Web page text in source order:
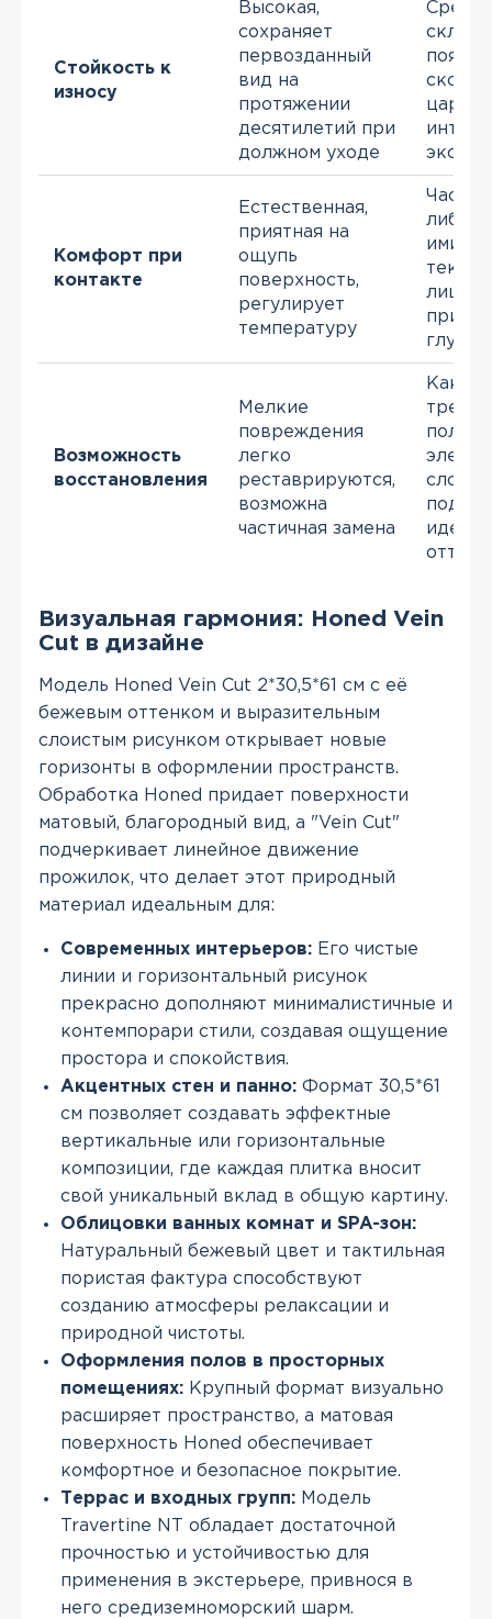
Стойкость к
износу
Высокая,
сохраняет
первозданный
вид на
протяжении
десятилетий при
должном уходе
Комфорт при
контакте
Естественная,
приятная на
ощупь
поверхность,
регулирует
температуру
Часто
либо с
Возможность
восстановления
Мелкие
повреждения
легко
реставрируются,
возможна
частичная замена
Как
Визуальная гармония: Honed Vein
Cut в дизайне
Модель Honed Vein Cut 2*30,5*61 см с её
бежевым оттенком и выразительным
слоистым рисунком открывает новые
горизонты в оформлении пространств.
Обработка Honed придает поверхности
матовый, благородный вид, а "Vein Cut"
подчеркивает линейное движение
прожилок, что делает этот природный
материал идеальным для:
Современных интерьеров: Его чистые
линии и горизонтальный рисунок
прекрасно дополняют минималистичные и
контемпорари стили, создавая ощущение
простора и спокойствия.
Акцентных стен и панно: Формат 30,5*61
см позволяет создавать эффектные
вертикальные или горизонтальные
композиции, где каждая плитка вносит
свой уникальный вклад в общую картину.
Облицовки ванных комнат и SPA-зон:
Натуральный бежевый цвет и тактильная
пористая фактура способствуют
созданию атмосферы релаксации и
природной чистоты.
Оформления полов в просторных
помещениях: Крупный формат визуально
расширяет пространство, а матовая
поверхность Honed обеспечивает
комфортное и безопасное покрытие.
Террас и входных групп: Модель
Travertine NT обладает достаточной
прочностью и устойчивостью для
применения в экстерьере, привнося в
него средиземноморский шарм.